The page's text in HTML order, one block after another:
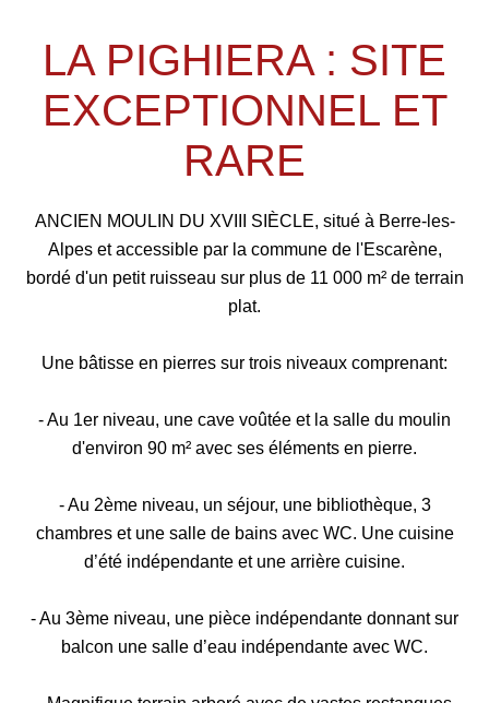
LA PIGHIERA : SITE
EXCEPTIONNEL ET
RARE
ANCIEN MOULIN DU XVIII SIÈCLE, situé à Berre-les-
Alpes et accessible par la commune de l'Escarène,
bordé d'un petit ruisseau sur plus de 11 000 m² de terrain
plat.
Une bâtisse en pierres sur trois niveaux comprenant:
- Au 1er niveau, une cave voûtée et la salle du moulin
d'environ 90 m² avec ses éléments en pierre.
- Au 2ème niveau, un séjour, une bibliothèque, 3
chambres et une salle de bains avec WC. Une cuisine
d’été indépendante et une arrière cuisine.
- Au 3ème niveau, une pièce indépendante donnant sur
balcon une salle d’eau indépendante avec WC.